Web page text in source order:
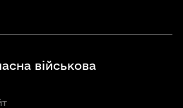
військова